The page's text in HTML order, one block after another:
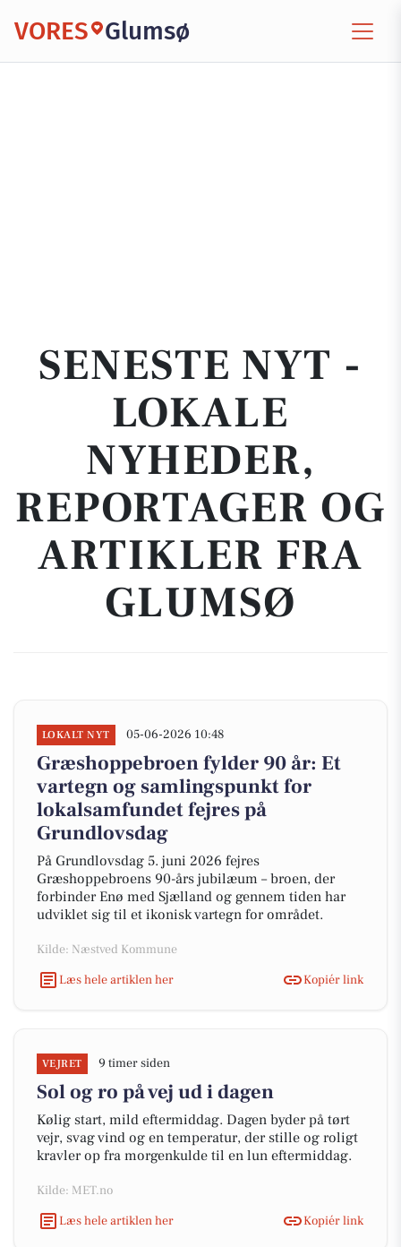
VORES Glumsø
SENESTE NYT -
LOKALE
NYHEDER,
REPORTAGER OG
ARTIKLER FRA
GLUMSØ
LOKALT NYT 05-06-2026 10:48
Græshoppebroen fylder 90 år: Et
vartegn og samlingspunkt for
lokalsamfundet fejres på
Grundlovsdag
På Grundlovsdag 5. juni 2026 fejres
Græshoppebroens 90-års jubilæum – broen, der
forbinder Enø med Sjælland og gennem tiden har
udviklet sig til et ikonisk vartegn for området.
Kilde: Næstved Kommune
Læs hele artiklen her
Kopiér link
VEJRET 9 timer siden
Sol og ro på vej ud i dagen
Kølig start, mild eftermiddag. Dagen byder på tørt
vejr, svag vind og en temperatur, der stille og roligt
kravler op fra morgenkulde til en lun eftermiddag.
Kilde: MET.no
Læs hele artiklen her
Kopiér link